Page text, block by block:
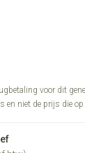
voor dit
en niet de prijs die